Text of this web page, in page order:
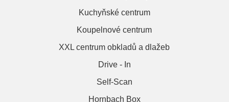
Kuchyňské centrum
Koupelnové centrum
XXL centrum obkladů a dlažeb
Drive - In
Self-Scan
Hornbach Box